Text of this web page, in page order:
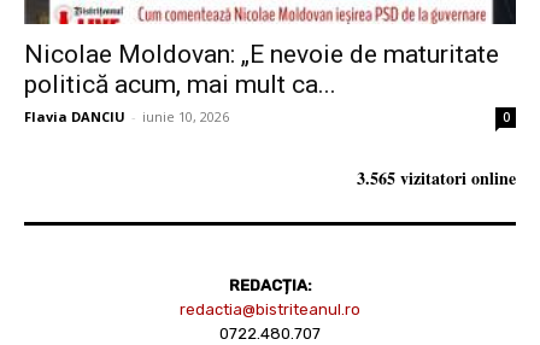
Nicolae Moldovan: „E nevoie de maturitate
politică acum, mai mult ca...
Flavia DANCIU - iunie 10, 2026 0
3.565 vizitatori online
REDACȚIA:
redactia@bistriteanul.ro
0722.480.707